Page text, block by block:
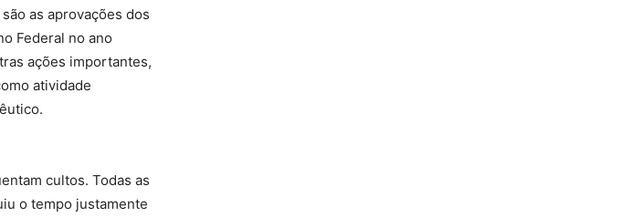
as aprovações dos
Federal no ano
ações importantes,
atividade
cultos. Todas as
o tempo justamente